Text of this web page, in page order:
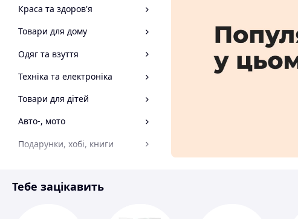
Краса та здоров'я
Товари для дому
Одяг та взуття
Техніка та електроніка
Товари для дітей
Авто-, мото
Подарунки, хобі, книги
Матеріали для ремонту
Тебе зацікавить